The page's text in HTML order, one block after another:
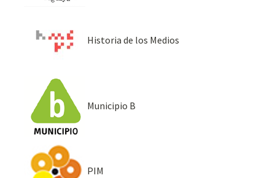
Historia de los Medios
Municipio B
PIM